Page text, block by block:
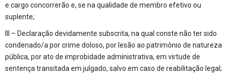
e cargo concorrerão e, se na qualidade de membro efetivo ou
suplente;
III – Declaração devidamente subscrita, na qual conste não ter sido
condenado/a por crime doloso, por lesão ao patrimônio de natureza
pública, por ato de improbidade administrativa, em virtude de
sentença transitada em julgado, salvo em caso de reabilitação legal;